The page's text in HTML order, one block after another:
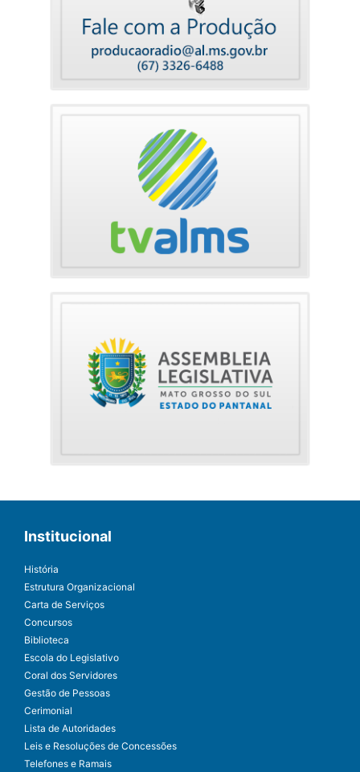
Institucional
História
Estrutura Organizacional
Carta de Serviços
Concursos
Biblioteca
Escola do Legislativo
Coral dos Servidores
Gestão de Pessoas
Cerimonial
Lista de Autoridades
Leis e Resoluções de Concessões
Telefones e Ramais